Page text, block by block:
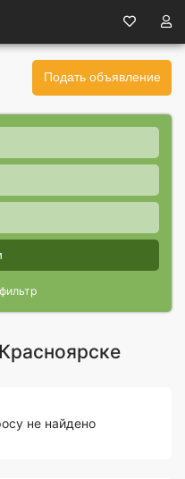
Подать объявление
не найдено